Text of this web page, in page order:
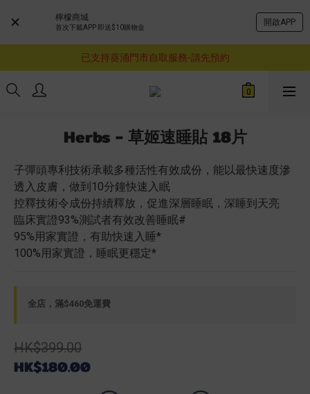
檸檬商城
首次下載APP 即送$10購物金
開啟APP
購物滿$460即享順豐免運費服務
購物滿$460即享順豐免運費服務
已支持葵涌門市自取服務-請先預約
Herbs - 草姬速睡貼 18片
子彈頭專利技術承載多種活性有效成份，能以最快速度滲
透入皮膚，做到10分鐘快速入眠
控釋技術令成份持續釋放，促進深層睡眠，深睡到天亮
臨床實證93%測試者有效改善睡眠#
95%用家實證，有助快速入睡*
100%用家實證，睡眠更穩定*
全店，滿$460免運費
HK$399.00
HK$180.00